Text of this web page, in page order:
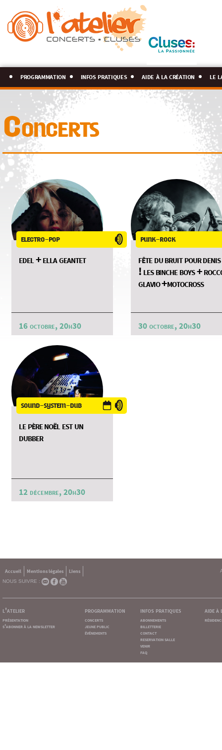
programmation infos pratiques aide à la création le
Concerts
electro-pop
edel + ella geantet
16 octobre, 20h30
punk-rock
fête du bruit pour denis
! les binche boys +
glavio +motocross
30 octobre, 20h30
sound-system-dub
le père noël est un
dubber
12 décembre, 20h30
Accueil Mentions légales
Liens
NOUS SUIVRE :
l'atelier
présentation
s'abonner à la newsletter
programmation
concerts
jeune public
événements
infos pratiques
abonnements
billetterie
contact
reservation salle
venir
faq
aide